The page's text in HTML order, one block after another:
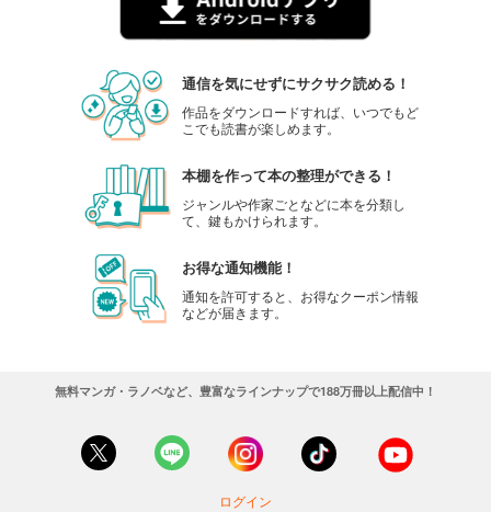
通信を気にせずにサクサク読める！
作品をダウンロードすれば、いつでもど
こでも読書が楽しめます。
本棚を作って本の整理ができる！
ジャンルや作家ごとなどに本を分類し
て、鍵もかけられます。
お得な通知機能！
通知を許可すると、お得なクーポン情報
などが届きます。
無料マンガ・ラノベなど、豊富なラインナップで188万冊以上配信中！
ログイン